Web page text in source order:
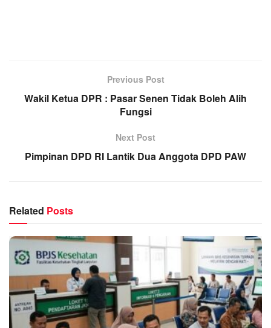
Previous Post
Wakil Ketua DPR : Pasar Senen Tidak Boleh Alih
Fungsi
Next Post
Pimpinan DPD RI Lantik Dua Anggota DPD PAW
Related Posts